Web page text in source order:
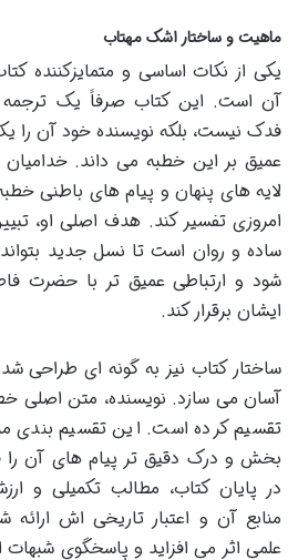
ماهیت و ساختار اشک مهتاب
یکی از نکات اساسی و متمایزکننده
آن است. این کتاب صرفاً یک ترجمه
فدک نیست، بلکه نویسنده خود آن را
عمیق بر این خطبه می داند.
لایه های پنهان و پیام های باطنی
امروزی تفسیر کند. هدف اصلی او،
ساده و روان است تا نسل جدید بتواند
شود و ارتباطی عمیق تر با حضرت
ایشان برقرار کند.
ساختار کتاب نیز به گونه ای طراحی
آسان می سازد. نویسنده، متن اصلی
تقسیم کرده است. این تقسیم بندی
بخش و درک دقیق تر پیام های آن را
در پایان کتاب، مطالب تکمیلی و
منابع آن و اعتبار تاریخی اش
علمی اثر می افزاید و پاسخگوی